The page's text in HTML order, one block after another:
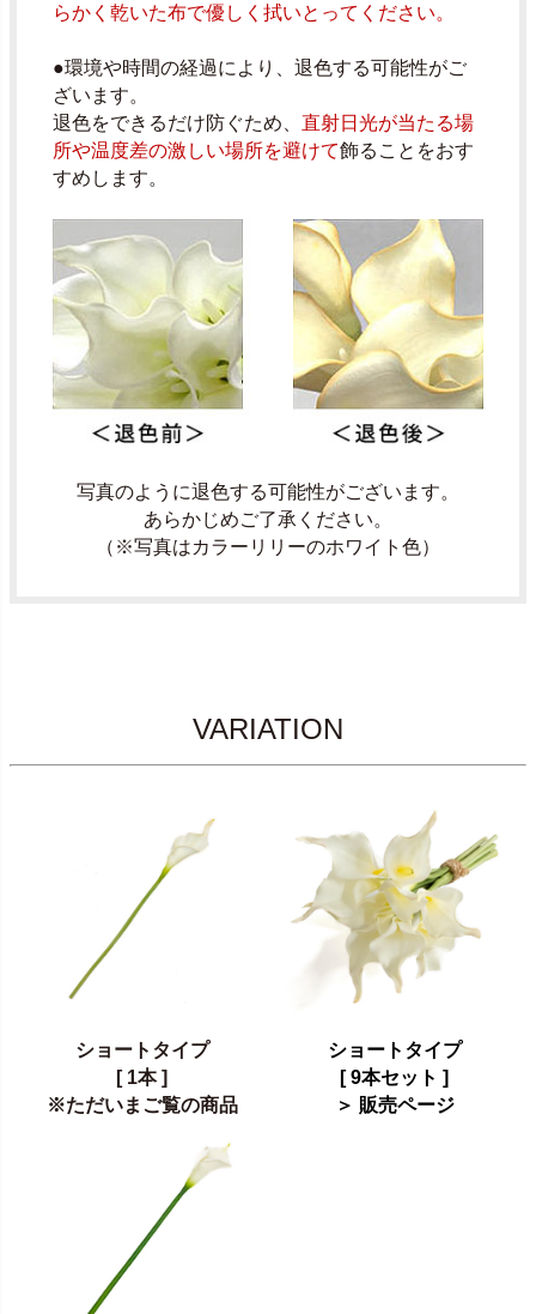
らかく乾いた布で優しく拭いとってください。
●環境や時間の経過により、退色する可能性がご
ざいます。
退色をできるだけ防ぐため、 直射日光が当たる場
所や温度差の激しい場所を避けて飾ることをおす
すめします。
写真のように退色する可能性がございます。
あらかじめご了承ください。
（※写真はカラーリリーのホワイト色）
VARIATION
ショートタイプ
[ 1本 ]
※ただいまご覧の商品
ショートタイプ
[ 9本セット ]
＞ 販売ページ